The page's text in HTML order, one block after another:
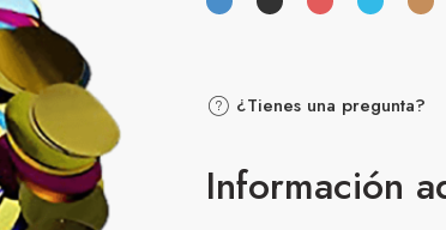
¿Tienes una pregunta?
Información